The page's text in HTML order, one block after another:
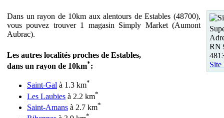
Dans un rayon de 10km aux alentours de Estables (48700),
vous pouvez trouver 1 magasin Simply Market (Aumont
Aubrac).
Les autres localités proches de Estables,
dans un rayon de 10km*:
Saint-Gal à 1.3 km*
Les Laubies à 2.2 km*
Saint-Amans à 2.7 km*
*
RN
Site